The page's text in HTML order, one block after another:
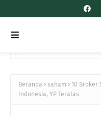
Beranda saham
10 Broker
Indonesia, YP Teratas